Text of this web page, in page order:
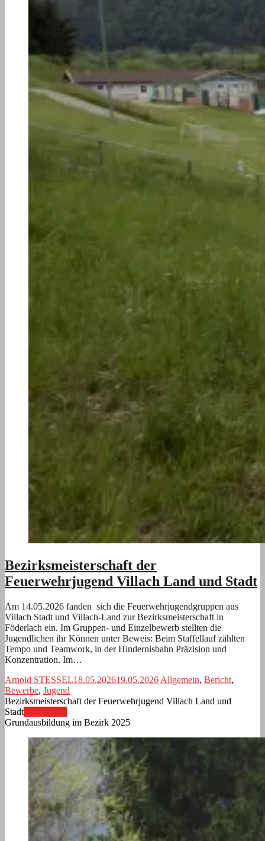
Bezirksmeisterschaft der
Feuerwehrjugend Villach Land und Stadt
Am 14.05.2026 fanden sich die Feuerwehrjugendgruppen aus
Villach Stadt und Villach-Land zur Bezirksmeisterschaft in
Föderlach ein. Im Gruppen- und Einzelbewerb stellten die
Jugendlichen ihr Können unter Beweis: Beim Staffellauf zählten
Tempo und Teamwork, in der Hindernisbahn Präzision und
Konzentration. Im…
Arnold STESSEL18.05.202619.05.2026 Allgemein, Bericht,
Bewerbe, Jugend
Bezirksmeisterschaft der Feuerwehrjugend Villach Land und
Stadt
Grundausbildung im Bezirk 2025